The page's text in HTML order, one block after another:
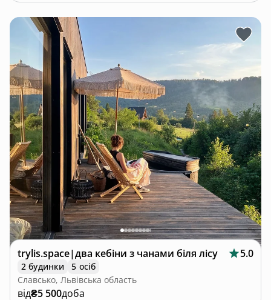
trylis.space|два кебіни з чанами біля лісу 5.0
2 будинки
5 осіб
Славсько, Львівська область
від₴5 500доба